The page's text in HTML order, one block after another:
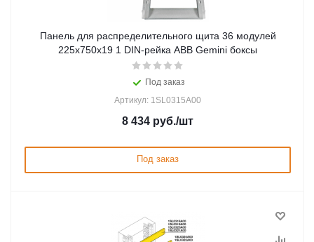
Панель для распределительного щита 36 модулей
225x750x19 1 DIN-рейка ABB Gemini боксы
Под заказ
Артикул: 1SL0315A00
8 434 руб./шт
Под заказ